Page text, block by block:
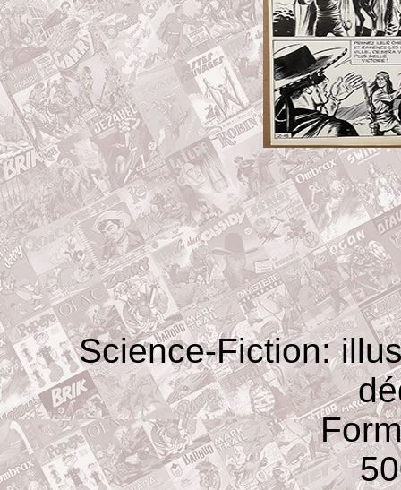
Science-Fiction: